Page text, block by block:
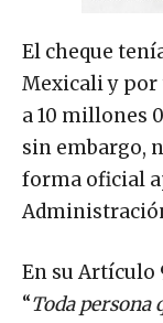
El cheque
Mexicali y por
a 10 millones
sin embargo,
forma oficial
En su Artículo
“Toda